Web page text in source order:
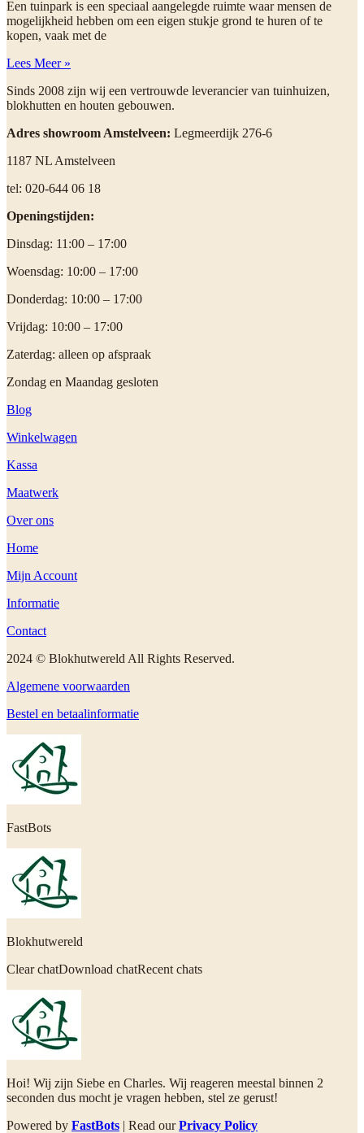
Een tuinpark is een speciaal aangelegde ruimte waar mensen de
mogelijkheid hebben om een eigen stukje grond te huren of te
kopen, vaak met de
Lees Meer »
Sinds 2008 zijn wij een vertrouwde leverancier van tuinhuizen,
blokhutten en houten gebouwen.
Adres showroom Amstelveen: Legmeerdijk 276-6
1187 NL Amstelveen
tel: 020-644 06 18
Openingstijden:
Dinsdag: 11:00 – 17:00
Woensdag: 10:00 – 17:00
Donderdag: 10:00 – 17:00
Vrijdag: 10:00 – 17:00
Zaterdag: alleen op afspraak
Zondag en Maandag gesloten
Blog
Winkelwagen
Kassa
Maatwerk
Over ons
Home
Mijn Account
Informatie
Contact
2024 © Blokhutwereld All Rights Reserved.
Algemene voorwaarden
Bestel en betaalinformatie
FastBots
Blokhutwereld
Clear chatDownload chatRecent chats
Hoi! Wij zijn Siebe en Charles. Wij reageren meestal binnen 2
seconden dus mocht je vragen hebben, stel ze gerust!
Powered by FastBots | Read ourPrivacy Policy